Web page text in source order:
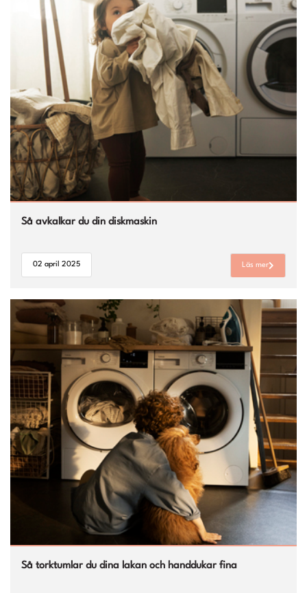
Så avkalkar du din diskmaskin
02 april 2025 Läs mer
Så torktumlar du dina lakan och handdukar fina